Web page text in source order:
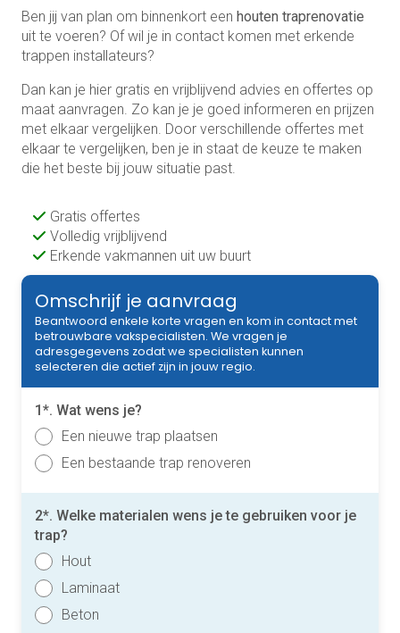
Ben jij van plan om binnenkort een houten traprenovatie
uit te voeren? Of wil je in contact komen met erkende
trappen installateurs?
Dan kan je hier gratis en vrijblijvend advies en offertes op
maat aanvragen. Zo kan je je goed informeren en prijzen
met elkaar vergelijken. Door verschillende offertes met
elkaar te vergelijken, ben je in staat de keuze te maken
die het beste bij jouw situatie past.
Gratis offertes
Volledig vrijblijvend
Erkende vakmannen uit uw buurt
Omschrijf je aanvraag
Beantwoord enkele korte vragen en kom in contact met
betrouwbare vakspecialisten. We vragen je
adresgegevens zodat we specialisten kunnen
selecteren die actief zijn in jouw regio.
1*. Wat wens je?
Een nieuwe trap plaatsen
Een bestaande trap renoveren
2*. Welke materialen wens je te gebruiken voor je
trap?
Hout
Laminaat
Beton